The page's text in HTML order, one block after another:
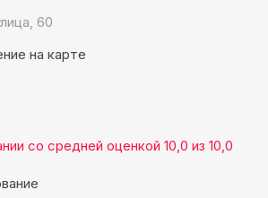
60
на карте
со средней оценкой 10,0 из 10,0